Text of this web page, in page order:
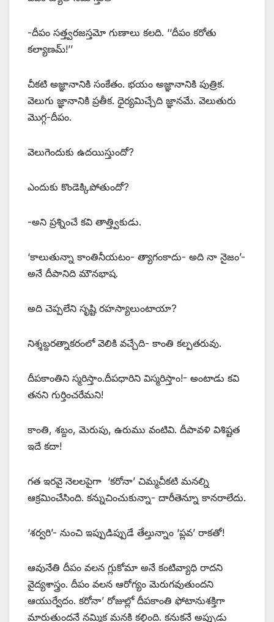
-దీపం సత్త్వరజస్తమో గుణాలు కలది. ‘‘దీపం కరోతు
కల్యాణమ్‌!’’
‌చీకటి అజ్ఞానానికి సంకేతం. భయం అజ్ఞానానికి పుత్రిక.
వెలుగు జ్ఞానానికి ప్రతీక. ధైర్యమిచ్చేది జ్ఞానమే. వెలుతురు
మొగ్గ-దీపం.
వెలుగెందుకు ఉదయిస్తుందో?
ఎందుకు కొండెక్కిపోతుందో?
-అని ప్రశ్నించే కవి తాత్త్వికుడు.
‘కాలుతున్నా కాంతినీయటం- త్యాగంకాదు- అది నా నైజం’-
అనే దీపానిది మౌనభాష.
అది చెప్పలేని సృష్టి రహస్యాలుంటాయా?
నిశ్శబ్దరత్నాకరంలో వెలికి వచ్చేది- కాంతి కల్పతరువు.
దీపకాంతిని స్మరిస్తాం.దీపధారిని విస్మరిస్తాం!- అంటాడు కవి
తనని గుర్తించరేమని!
కాంతి, శబ్దం, మెరుపు, ఉరుము వంటివి. దీపావళి విశిష్టత
ఇదే కదా!
గత ఇరవై నెలలపైగా ‘కరోనా’ చిమ్మచీకటి మనల్ని
ఆక్రమించేసింది. కన్నుచించుకున్నా- దారీతెన్నూ కానరాలేదు.
‘శర్వరి’- నుంచి ఇప్పుడిప్పుడే తేల్తున్నాం ‘ప్లవ’ రాకతో!
ఆవునేతి దీపం వలన గ్లుకోమా అనే కంటివ్యాధి రాదని
వైద్యశాస్త్రం. దీపం వలన ఆరోగ్యం మెరుగవుతుందని
ఆయుర్వేదం. కరోనా’ రోజుల్లో దీపకాంతి ఫోటానుశక్తిగా
మారుతుందనే నమ్మిక మనకి కల్గింది. కనుకనే అప్పుడు